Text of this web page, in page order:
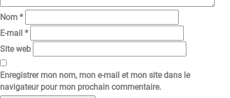
Nom *
E-mail *
Site web
Enregistrer mon nom, mon e-mail et mon site dans le
navigateur pour mon prochain commentaire.